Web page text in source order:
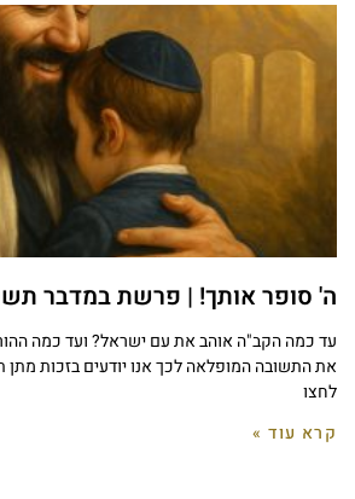
ה' סופר אותך! | פרשת במדבר
עד כמה הקב"ה אוהב את עם ישראל? ועד כמה
את התשובה המופלאה לכך אנו יודעים בזכות
לחצו
קרא עוד »